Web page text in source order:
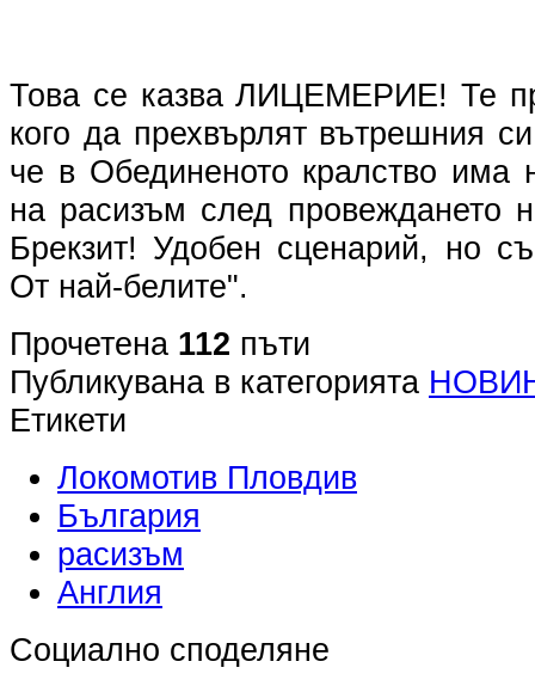
Това се казва ЛИЦЕМЕРИЕ! Те
кого да прехвърлят вътрешния
че в Обединеното кралство има
на расизъм след провеждането
Брекзит! Удобен сценарий, но
От най-белите".
Прочетена 112 пъти
Публикувана в категорията
Етикети
Локомотив Пловдив
България
расизъм
Англия
Социално споделяне